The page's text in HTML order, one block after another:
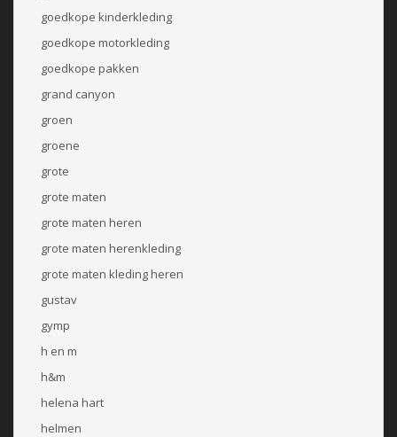
goedkope kinderkleding
goedkope motorkleding
goedkope pakken
grand canyon
groen
groene
grote
grote maten
grote maten heren
grote maten herenkleding
grote maten kleding heren
gustav
gymp
h en m
h&m
helena hart
helmen